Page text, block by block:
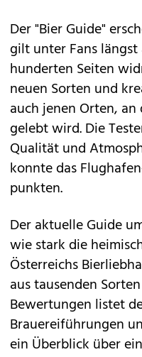
Der "Bier Guide"
gilt unter Fans
hunderten Seiten
neuen Sorten und
auch jenen Orten,
gelebt wird. Die
Qualität und
konnte das
punkten.
Der aktuelle Guide
wie stark die
Österreichs
aus tausenden
Bewertungen listet
Brauereiführungen
ein Überblick über